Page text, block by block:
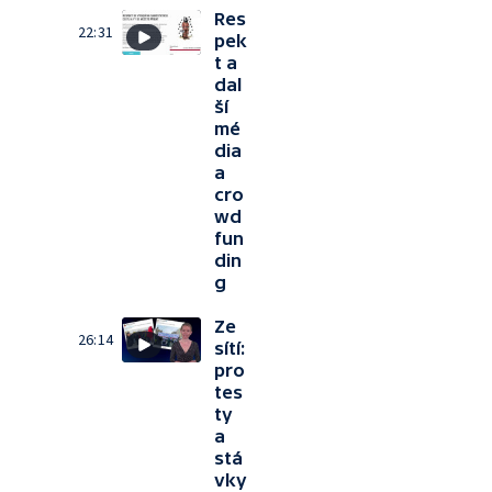
22:31
Res
pek
t a
dal
ší
mé
dia
a
cro
wd
fun
din
g
26:14
Ze
sítí:
pro
tes
ty
a
stá
vky